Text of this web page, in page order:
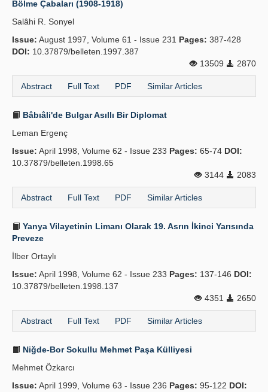
Guidelines
Bölme Çabaları (1908-1918)
Salâhi R. Sonyel
Issue: August 1997, Volume 61 - Issue 231 Pages: 387-428
DOI: 10.37879/belleten.1997.387
13509
2870
Abstract Full Text PDF Similar Articles
Bâbıâli'de Bulgar Asıllı Bir Diplomat
Leman Ergenç
Issue: April 1998, Volume 62 - Issue 233 Pages: 65-74 DOI:
10.37879/belleten.1998.65
3144
2083
Abstract Full Text PDF Similar Articles
Yanya Vilayetinin Limanı Olarak 19. Asrın İkinci Yarısında
Preveze
İlber Ortaylı
Issue: April 1998, Volume 62 - Issue 233 Pages: 137-146 DOI:
10.37879/belleten.1998.137
4351
2650
Abstract Full Text PDF Similar Articles
Niğde-Bor Sokullu Mehmet Paşa Külliyesi
Mehmet Özkarcı
Issue: April 1999, Volume 63 - Issue 236 Pages: 95-122 DOI: